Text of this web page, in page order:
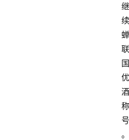
继
续
蝉
联
国
优
酒
称
号
。